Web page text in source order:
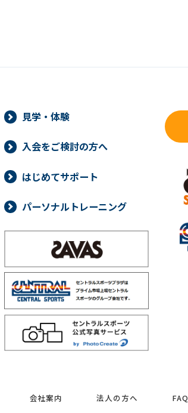
見学・体験
入会をご検討の方へ
はじめてサポート
パーソナルトレーニング
会社案内 法人の方へ FAQ